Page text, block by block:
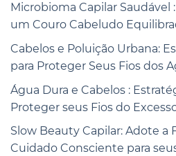
Microbioma Capilar Saudável
um Couro Cabeludo
Cabelos e Poluição Urbana:
para Proteger Seus Fios dos
Água Dura e Cabelos :
Proteger seus Fios do
Slow Beauty Capilar: Adote a
Cuidado Consciente para